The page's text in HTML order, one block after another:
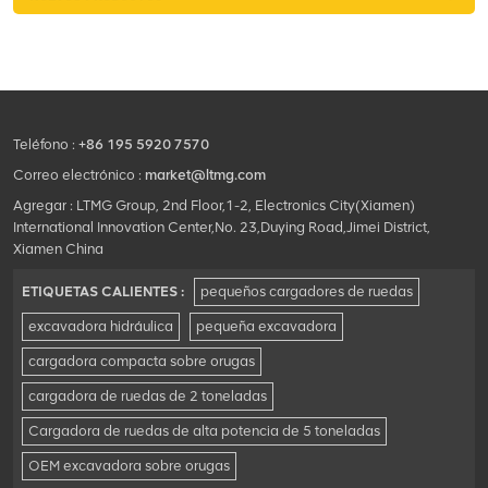
una variedad de
Teléfono : +86 195 5920 7570
Correo electrónico : market@ltmg.com
Agregar : LTMG Group, 2nd Floor,1-2, Electronics City(Xiamen)
International Innovation Center,No. 23,Duying Road,Jimei District,
Xiamen China
ETIQUETAS CALIENTES : pequeños cargadores de ruedas
excavadora hidráulica pequeña excavadora
cargadora compacta sobre orugas
cargadora de ruedas de 2 toneladas
Cargadora de ruedas de alta potencia de 5 toneladas
OEM excavadora sobre orugas